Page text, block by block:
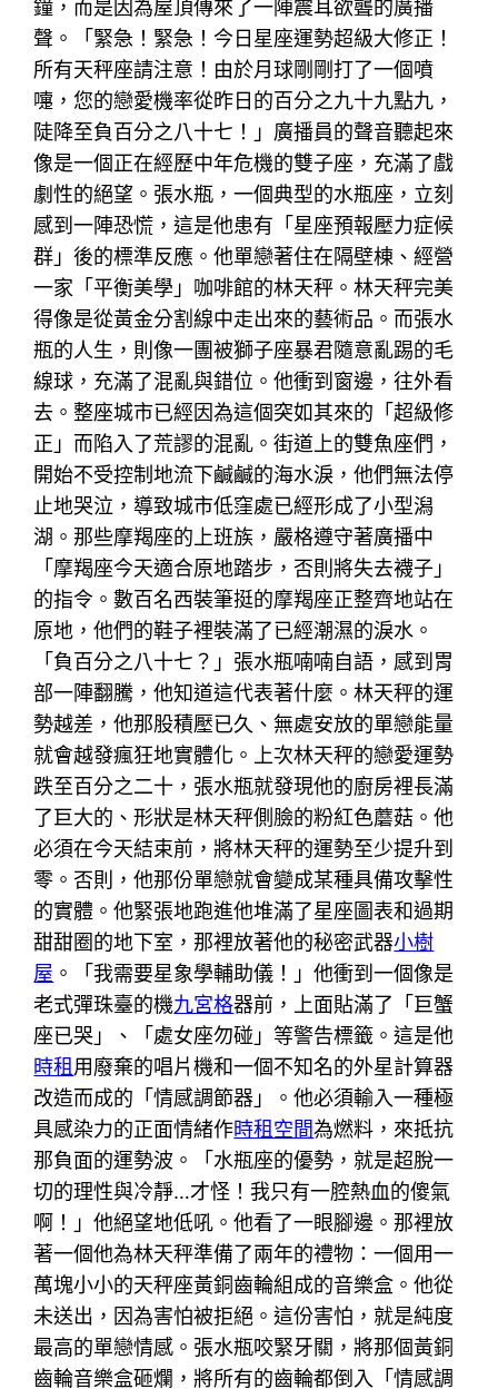
鐘，而是因為屋頂傳來了一陣震耳欲聾的廣播
聲。「緊急！緊急！今日星座運勢超級大修正！
所有天秤座請注意！由於月球剛剛打了一個噴
嚏，您的戀愛機率從昨日的百分之九十九點九，
陡降至負百分之八十七！」廣播員的聲音聽起來
像是一個正在經歷中年危機的雙子座，充滿了戲
劇性的絕望。張水瓶，一個典型的水瓶座，立刻
感到一陣恐慌，這是他患有「星座預報壓力症候
群」後的標準反應。他單戀著住在隔壁棟、經營
一家「平衡美學」咖啡館的林天秤。林天秤完美
得像是從黃金分割線中走出來的藝術品。而張水
瓶的人生，則像一團被獅子座暴君隨意亂踢的毛
線球，充滿了混亂與錯位。他衝到窗邊，往外看
去。整座城市已經因為這個突如其來的「超級修
正」而陷入了荒謬的混亂。街道上的雙魚座們，
開始不受控制地流下鹹鹹的海水淚，他們無法停
止地哭泣，導致城市低窪處已經形成了小型潟
湖。那些摩羯座的上班族，嚴格遵守著廣播中
「摩羯座今天適合原地踏步，否則將失去襪子」
的指令。數百名西裝筆挺的摩羯座正整齊地站在
原地，他們的鞋子裡裝滿了已經潮濕的淚水。
「負百分之八十七？」張水瓶喃喃自語，感到胃
部一陣翻騰，他知道這代表著什麼。林天秤的運
勢越差，他那股積壓已久、無處安放的單戀能量
就會越發瘋狂地實體化。上次林天秤的戀愛運勢
跌至百分之二十，張水瓶就發現他的廚房裡長滿
了巨大的、形狀是林天秤側臉的粉紅色蘑菇。他
必須在今天結束前，將林天秤的運勢至少提升到
零。否則，他那份單戀就會變成某種具備攻擊性
的實體。他緊張地跑進他堆滿了星座圖表和過期
甜甜圈的地下室，那裡放著他的秘密武器小樹
屋 。「我需要星象學輔助儀！」他衝到一個像是
老式彈珠臺的機九宮格器前，上面貼滿了「巨蟹
座已哭」、「處女座勿碰」等警告標籤。這是他
時租用廢棄的唱片機和一個不知名的外星計算器
改造而成的「情感調節器」。他必須輸入一種極
具感染力的正面情緒作時租空間為燃料，來抵抗
那負面的運勢波。「水瓶座的優勢，就是超脫一
切的理性與冷靜…才怪！我只有一腔熱血的傻氣
啊！」他絕望地低吼。他看了一眼腳邊。那裡放
著一個他為林天秤準備了兩年的禮物：一個用一
萬塊小小的天秤座黃銅齒輪組成的音樂盒。他從
未送出，因為害怕被拒絕。這份害怕，就是純度
最高的單戀情感。張水瓶咬緊牙關，將那個黃銅
齒輪音樂盒砸爛，將所有的齒輪都倒入「情感調